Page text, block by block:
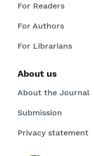
For Readers
For Authors
For Librarians
About us
About the Journal
Submission
Privacy statement